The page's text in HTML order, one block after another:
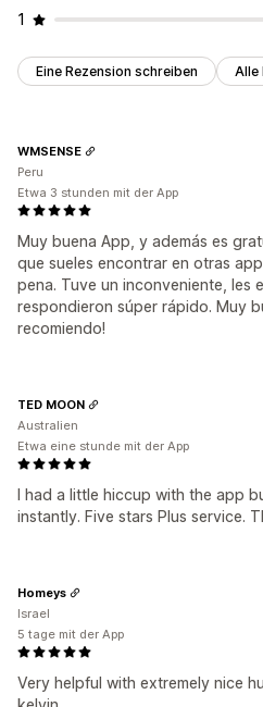
1
Eine Rezension schreiben Alle
Muy buena App, y además es
que sueles encontrar en otras
pena. Tuve un inconveniente, les
respondieron súper rápido. Muy
recomiendo!
WMSENSE
Peru
Etwa 3 stunden mit der App
I had a little hiccup with the app
instantly. Five stars Plus service.
TED MOON
Australien
Etwa eine stunde mit der App
Very helpful with extremely nice
Homeys
Israel
5 tage mit der App